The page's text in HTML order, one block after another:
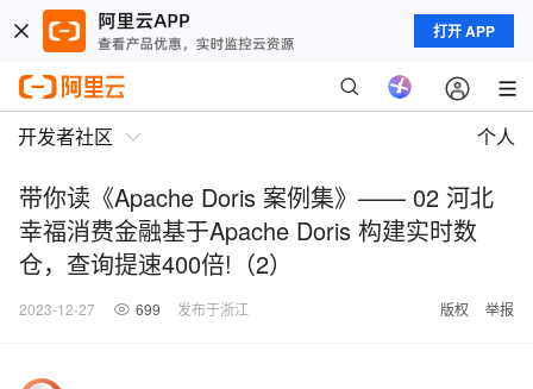
打开 APP
开发者社区 个人
带你读《Apache Doris 案例集》—— 02 河北
幸福消费金融基于Apache Doris 构建实时数
仓，查询提速400倍!（2）
2023-12-27 699 发布于浙江 版权 举报